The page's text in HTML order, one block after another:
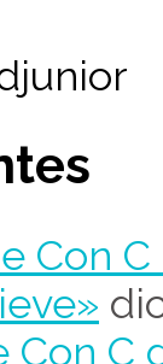
Con
Con